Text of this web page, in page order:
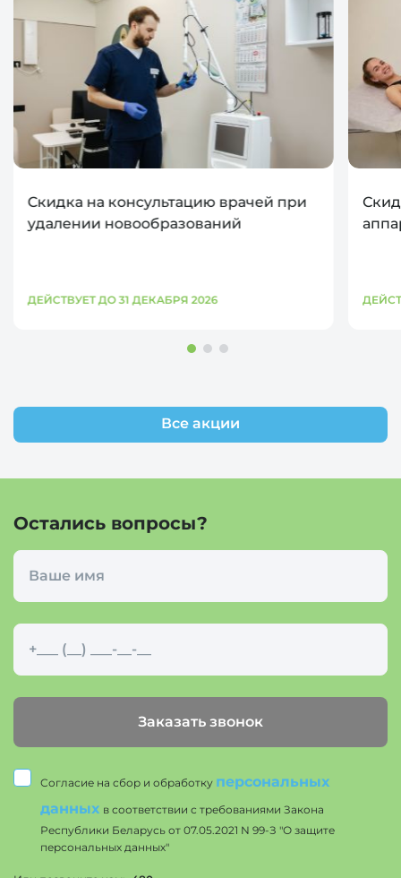
Все акции
Скидка на консультацию врачей при
удалении новообразований
ДЕЙСТВУЕТ ДО 31 ДЕКАБРЯ 2026
Остались вопросы?
Заказать звонок
Согласие на сбор и обработку персональных
данных в соответствии с требованиями Закона
Республики Беларусь от 07.05.2021 N 99-З "О защите
персональных данных"